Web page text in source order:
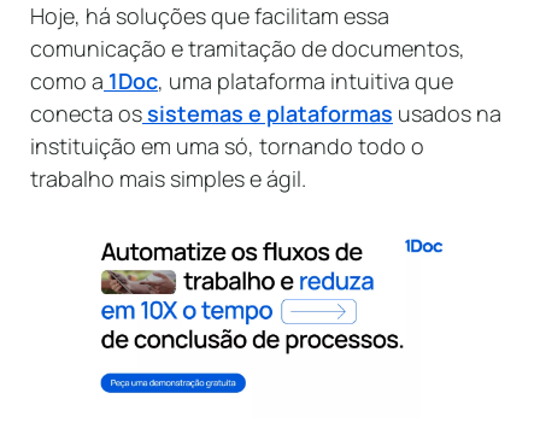
Hoje, há soluções que facilitam essa
comunicação e tramitação de documentos,
como a 1Doc, uma plataforma intuitiva que
conecta ossistemas e plataformas usados na
instituição em uma só, tornando todo o
trabalho mais simples e ágil.